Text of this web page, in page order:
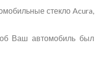
стекло Acura,
Ваш автомобиль был